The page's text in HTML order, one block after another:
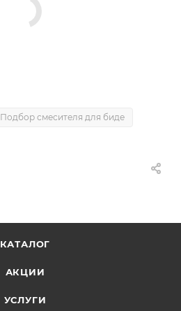
Подбор смесителя для биде
КАТАЛОГ
АКЦИИ
УСЛУГИ